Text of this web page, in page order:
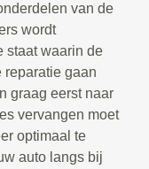
van de
wordt
staat waarin de
reparatie gaan
graag eerst naar
vervangen moet
optimaal te
auto langs bij